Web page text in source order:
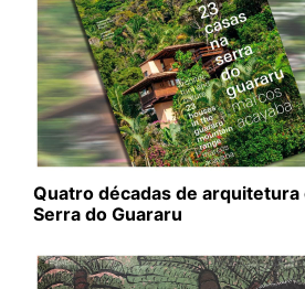
Quatro décadas de arquitetura
Serra do Guararu